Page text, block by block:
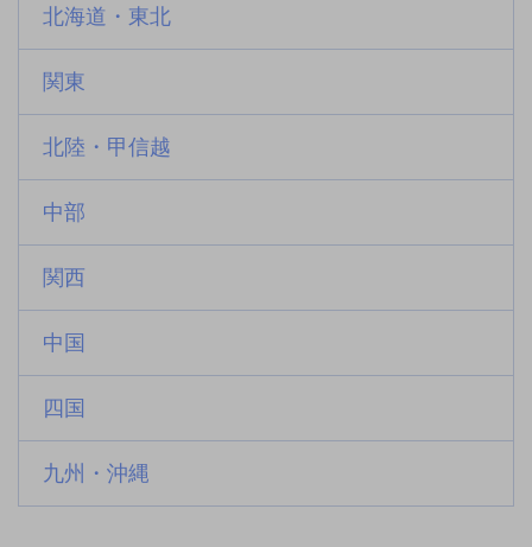
北海道・東北
関東
北陸・甲信越
中部
関西
中国
四国
九州・沖縄